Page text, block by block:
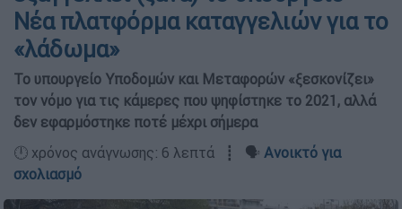
Νέα πλατφόρμα καταγγελιών για το
«λάδωμα»
Το υπουργείο Υποδομών και Μεταφορών «ξεσκονίζει»
τον νόμο για τις κάμερες που ψηφίστηκε το 2021, αλλά
δεν εφαρμόστηκε ποτέ μέχρι σήμερα
🕛 χρόνος ανάγνωσης: 6 λεπτά ┋ 🗣️ Ανοικτό για
σχολιασμό